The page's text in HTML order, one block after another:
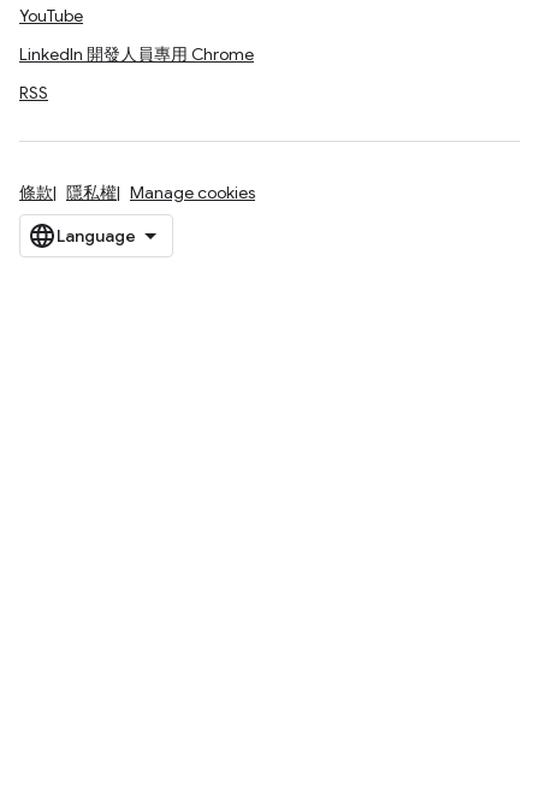
YouTube
LinkedIn 開發人員專用 Chrome
RSS
條款 隱私權 Manage cookies